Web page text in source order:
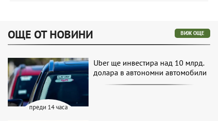
ОЩЕ ОТ НОВИНИ ВИЖ ОЩЕ
преди 14 часа
Uber ще инвестира над 10 млрд.
долара в автономни автомобили